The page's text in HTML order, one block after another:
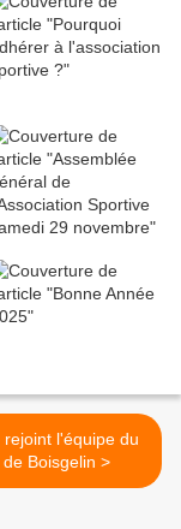
rejoint l'équipe du
golf de Boisgelin >